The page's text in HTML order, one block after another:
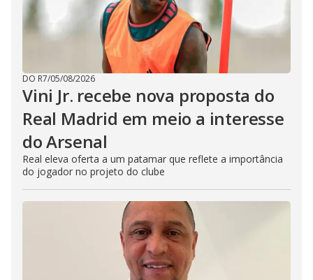
DO R7/05/08/2026
Vini Jr. recebe nova proposta do
Real Madrid em meio a interesse
do Arsenal
Real eleva oferta a um patamar que reflete a importância
do jogador no projeto do clube